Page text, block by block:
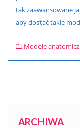
tak zaawansowane
aby dostać takie
Modele
ARCHIWA